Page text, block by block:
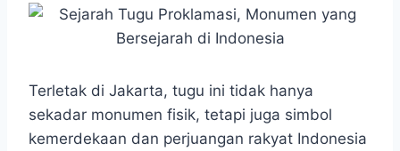
p
k
e
m
Terletak di Jakarta, tugu ini tidak hanya
sekadar monumen fisik, tetapi juga simbol
kemerdekaan dan perjuangan rakyat Indonesia